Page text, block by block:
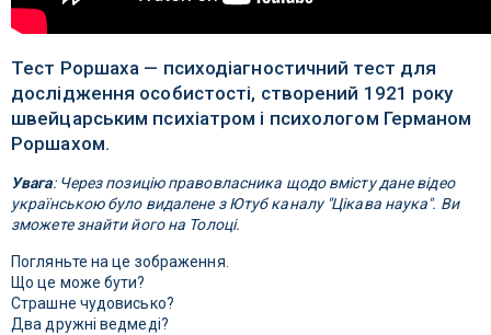
Тест Роршаха — психодіагностичний тест для
дослідження особистості, створений 1921 року
швейцарським психіатром і психологом Германом
Роршахом.
Увага: Через позицію правовласника щодо вмісту дане відео
українською було видалене з Ютуб каналу "Цікава наука". Ви
зможете знайти його на Толоці.
Погляньте на це зображення.
Що це може бути?
Страшне чудовисько?
Два дружні ведмеді?